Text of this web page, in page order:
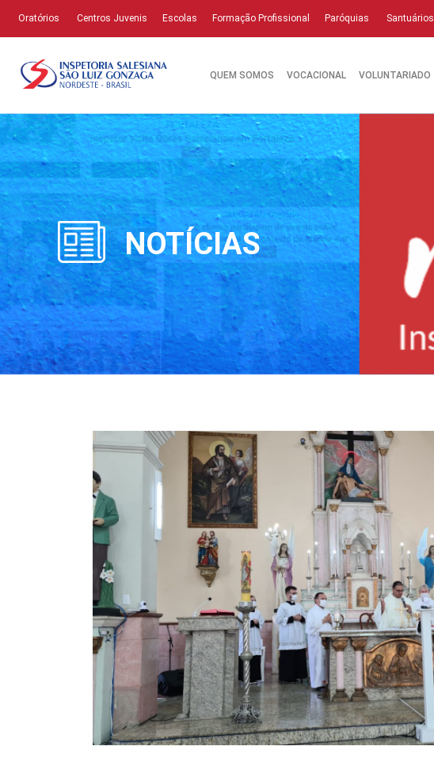
Oratórios Centros Juvenis Escolas Formação Profissional Paróquias Santuários
QUEM SOMOS VOCACIONAL VOLUNTARIADO
NOTÍCIAS